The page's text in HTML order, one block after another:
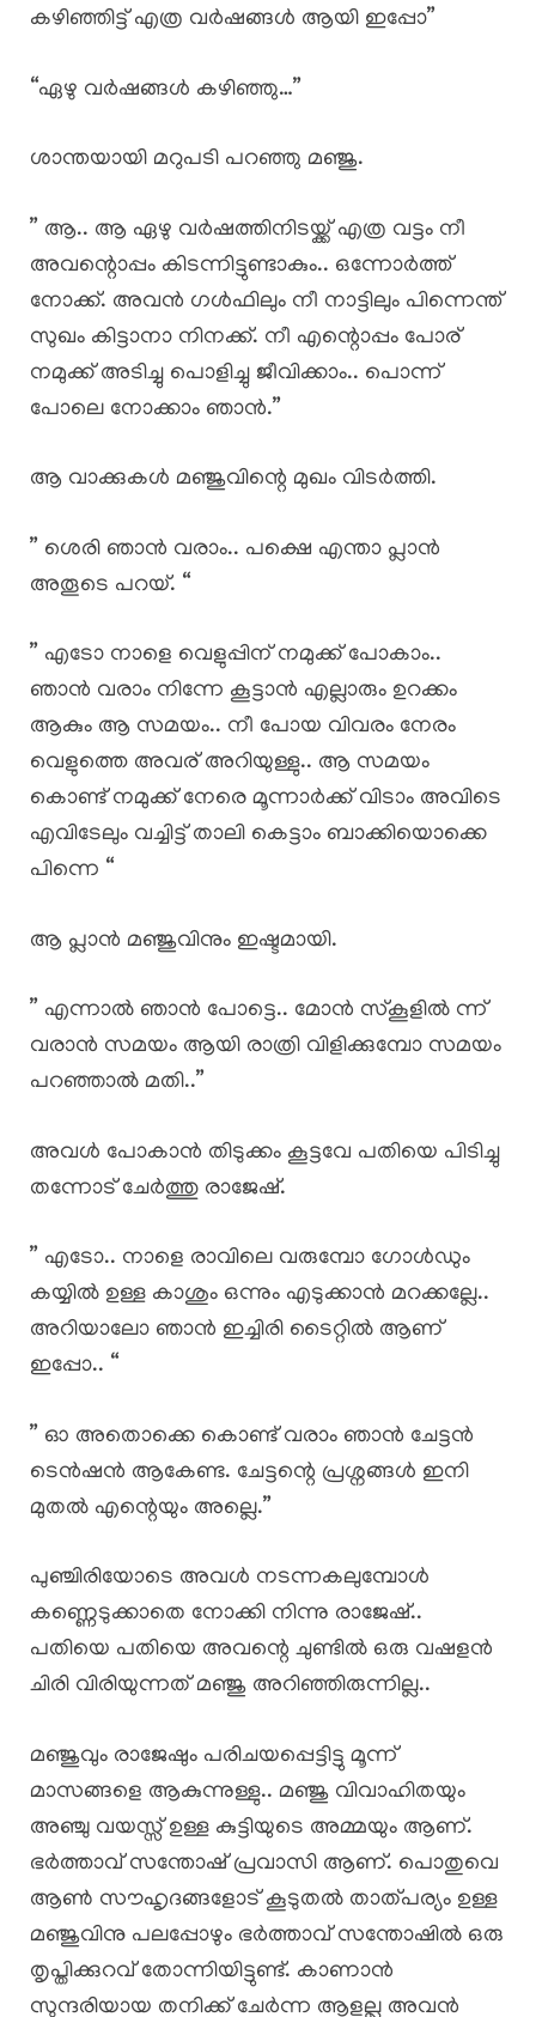
കഴിഞ്ഞിട്ട് എത്ര വർഷങ്ങൾ ആയി ഇപ്പോ”
“ഏഴു വർഷങ്ങൾ കഴിഞ്ഞു…”
ശാന്തയായി മറുപടി പറഞ്ഞു മഞ്ജു.
” ആ.. ആ ഏഴു വർഷത്തിനിടയ്ക്ക് എത്ര വട്ടം നീ
അവന്റൊപ്പം കിടന്നിട്ടുണ്ടാകും.. ഒന്നോർത്ത്
നോക്ക്. അവൻ ഗൾഫിലും നീ നാട്ടിലും പിന്നെന്ത്
സുഖം കിട്ടാനാ നിനക്ക്. നീ എന്റൊപ്പം പോര്
നമുക്ക് അടിച്ചു പൊളിച്ചു ജീവിക്കാം.. പൊന്ന്
പോലെ നോക്കാം ഞാൻ.”
ആ വാക്കുകൾ മഞ്ജുവിന്റെ മുഖം വിടർത്തി.
” ശെരി ഞാൻ വരാം.. പക്ഷെ എന്താ പ്ലാൻ
അതൂടെ പറയ്. “
” എടോ നാളെ വെളുപ്പിന് നമുക്ക് പോകാം..
ഞാൻ വരാം നിന്നേ കൂട്ടാൻ എല്ലാരും ഉറക്കം
ആകും ആ സമയം.. നീ പോയ വിവരം നേരം
വെളുത്തെ അവര് അറിയുള്ളു.. ആ സമയം
കൊണ്ട് നമുക്ക് നേരെ മൂന്നാർക്ക് വിടാം അവിടെ
എവിടേലും വച്ചിട്ട് താലി കെട്ടാം ബാക്കിയൊക്കെ
പിന്നെ “
ആ പ്ലാൻ മഞ്ജുവിനും ഇഷ്ടമായി.
” എന്നാൽ ഞാൻ പോട്ടെ.. മോൻ സ്കൂളിൽ ന്ന്
വരാൻ സമയം ആയി രാത്രി വിളിക്കുമ്പോ സമയം
പറഞ്ഞാൽ മതി..”
അവൾ പോകാൻ തിടുക്കം കൂട്ടവേ പതിയെ പിടിച്ചു
തന്നോട് ചേർത്തു രാജേഷ്.
” എടോ.. നാളെ രാവിലെ വരുമ്പോ ഗോൾഡും
കയ്യിൽ ഉള്ള കാശും ഒന്നും എടുക്കാൻ മറക്കല്ലേ..
അറിയാലോ ഞാൻ ഇച്ചിരി ടൈറ്റിൽ ആണ്
ഇപ്പോ.. “
” ഓ അതൊക്കെ കൊണ്ട് വരാം ഞാൻ ചേട്ടൻ
ടെൻഷൻ ആകേണ്ട. ചേട്ടന്റെ പ്രശ്നങ്ങൾ ഇനി
മുതൽ എന്റെയും അല്ലെ.”
പുഞ്ചിരിയോടെ അവൾ നടന്നകലുമ്പോൾ
കണ്ണെടുക്കാതെ നോക്കി നിന്നു രാജേഷ്..
പതിയെ പതിയെ അവന്റെ ചുണ്ടിൽ ഒരു വഷളൻ
ചിരി വിരിയുന്നത് മഞ്ജു അറിഞ്ഞിരുന്നില്ല..
മഞ്ജുവും രാജേഷും പരിചയപ്പെട്ടിട്ടു മൂന്ന്
മാസങ്ങളെ ആകുന്നുള്ളു.. മഞ്ജു വിവാഹിതയും
അഞ്ചു വയസ്സ് ഉള്ള കുട്ടിയുടെ അമ്മയും ആണ്.
ഭർത്താവ് സന്തോഷ്‌ പ്രവാസി ആണ്. പൊതുവെ
ആൺ സൗഹൃദങ്ങളോട് കൂടുതൽ താത്പര്യം ഉള്ള
മഞ്ജുവിനു പലപ്പോഴും ഭർത്താവ് സന്തോഷിൽ ഒരു
തൃപ്തിക്കുറവ് തോന്നിയിട്ടുണ്ട്. കാണാൻ
സുന്ദരിയായ തനിക്ക് ചേർന്ന ആളല്ല അവൻ